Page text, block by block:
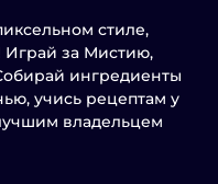
стиле,
Играй за Мистию,
ингредиенты
учись рецептам у
владельцем